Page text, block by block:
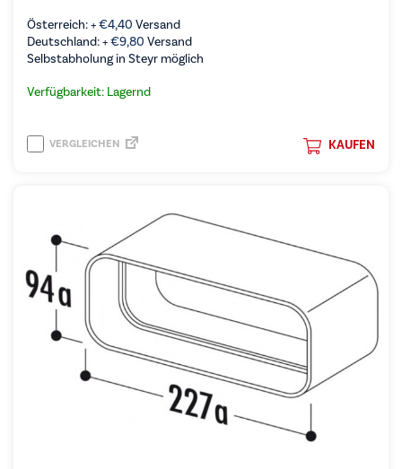
Österreich: +€4,40 Versand
Deutschland: +€9,80 Versand
Selbstabholung in Steyr möglich
Verfügbarkeit: Lagernd
KAUFEN
VERGLEICHEN